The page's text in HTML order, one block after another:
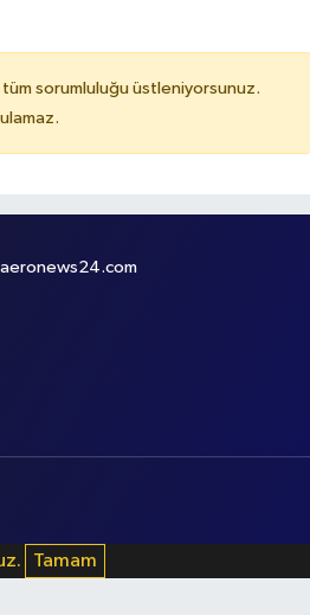
sorumluluğu üstleniyorsunuz.
Tamam